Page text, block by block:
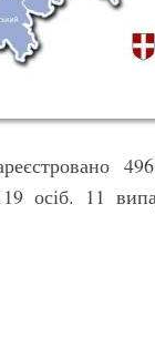
осіб. 11